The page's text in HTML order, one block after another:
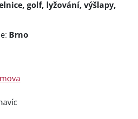
golf, lyžování, výšlapy,
Brno